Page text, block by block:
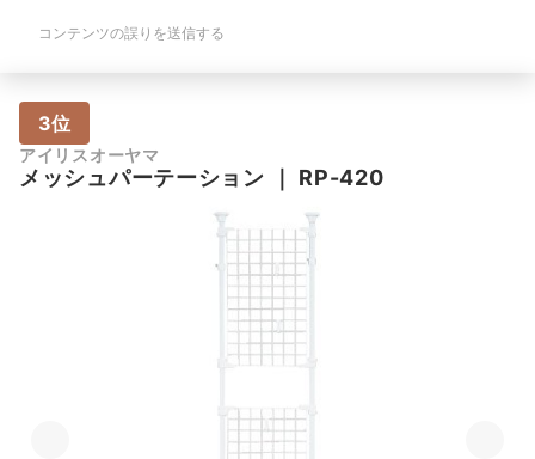
コンテンツの誤りを送信する
3位
アイリスオーヤマ
メッシュパーテーション RP-420